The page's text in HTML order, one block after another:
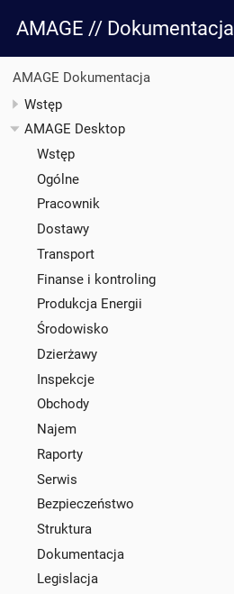
AMAGE // Dokumentacja
AMAGE Dokumentacja
Wstęp
AMAGE Desktop
Wstęp
Ogólne
Pracownik
Dostawy
Transport
Finanse i kontroling
Produkcja Energii
Środowisko
Dzierżawy
Inspekcje
Obchody
Najem
Raporty
Serwis
Bezpieczeństwo
Struktura
Dokumentacja
Legislacja